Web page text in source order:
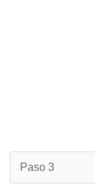
Paso 3